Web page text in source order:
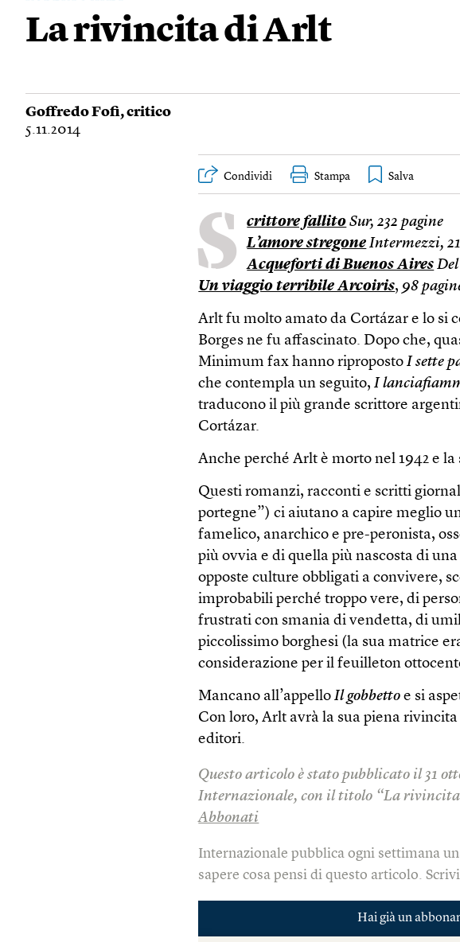
La rivincita di Arlt
Goffredo Fofi, critico
5.11.2014
Condividi Stampa
S crittore fallito Sur, 232 pagine
L’amore stregone Intermezzi,
Acqueforti di Buenos Aires
Un viaggio terribile Arcoiris, 98
Arlt fu molto amato da Cortázar e lo si
Borges ne fu affascinato. Dopo che,
Minimum fax hanno ripropostoI sette
che contempla un seguito,I
traducono il più grande scrittore
Cortázar.
Anche perché Arlt è morto nel 1942 e
Questi romanzi, racconti e scritti
portegne”) ci aiutano a capire meglio
famelico, anarchico e pre-peronista,
più ovvia e di quella più nascosta di
opposte culture obbligati a convivere,
improbabili perché troppo vere, di
frustrati con smania di vendetta, di
piccolissimo borghesi (la sua matrice
considerazione per il feuilleton
Mancano all’appelloIl gobbetto e si
Con loro, Arlt avrà la sua piena
editori.
Questo articolo è stato pubblicato il 31
Internazionale, con il titolo “La
Abbonati
Internazionale pubblica ogni settimana
sapere cosa pensi di questo articolo.